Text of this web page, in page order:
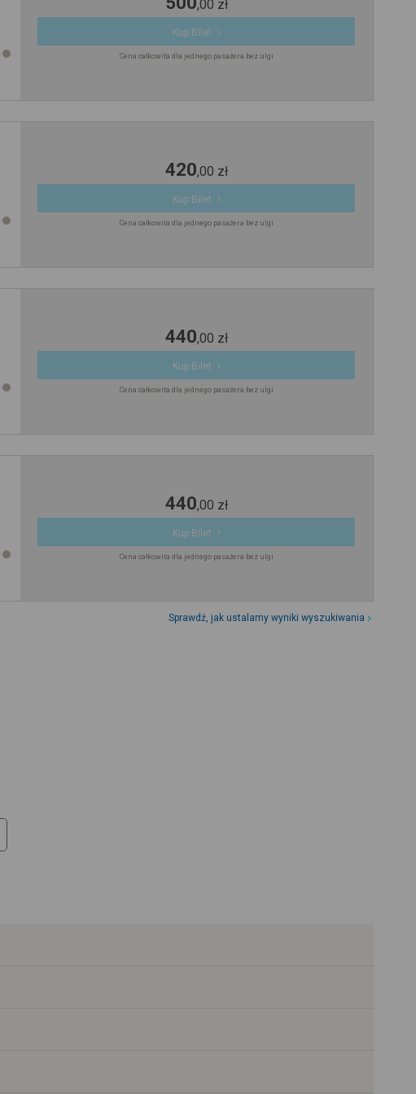
,00 zł
Kup Bilet
Cena całkowita dla jednego pasażera bez ulgi
420,00 zł
Kup Bilet
Cena całkowita dla jednego pasażera bez ulgi
440,00 zł
Kup Bilet
Cena całkowita dla jednego pasażera bez ulgi
440,00 zł
Kup Bilet
Cena całkowita dla jednego pasażera bez ulgi
Sprawdź, jak ustalamy wyniki wyszukiwania